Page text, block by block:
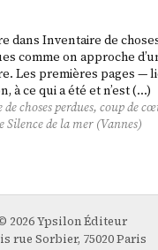
dans Inventaire de
comme on approche
Les premières pages —
à ce qui a été et n’est (…)
choses perdues, coup de
de la mer (Vannes)
2026 Ypsilon Éditeur
rue Sorbier, 75020 Paris